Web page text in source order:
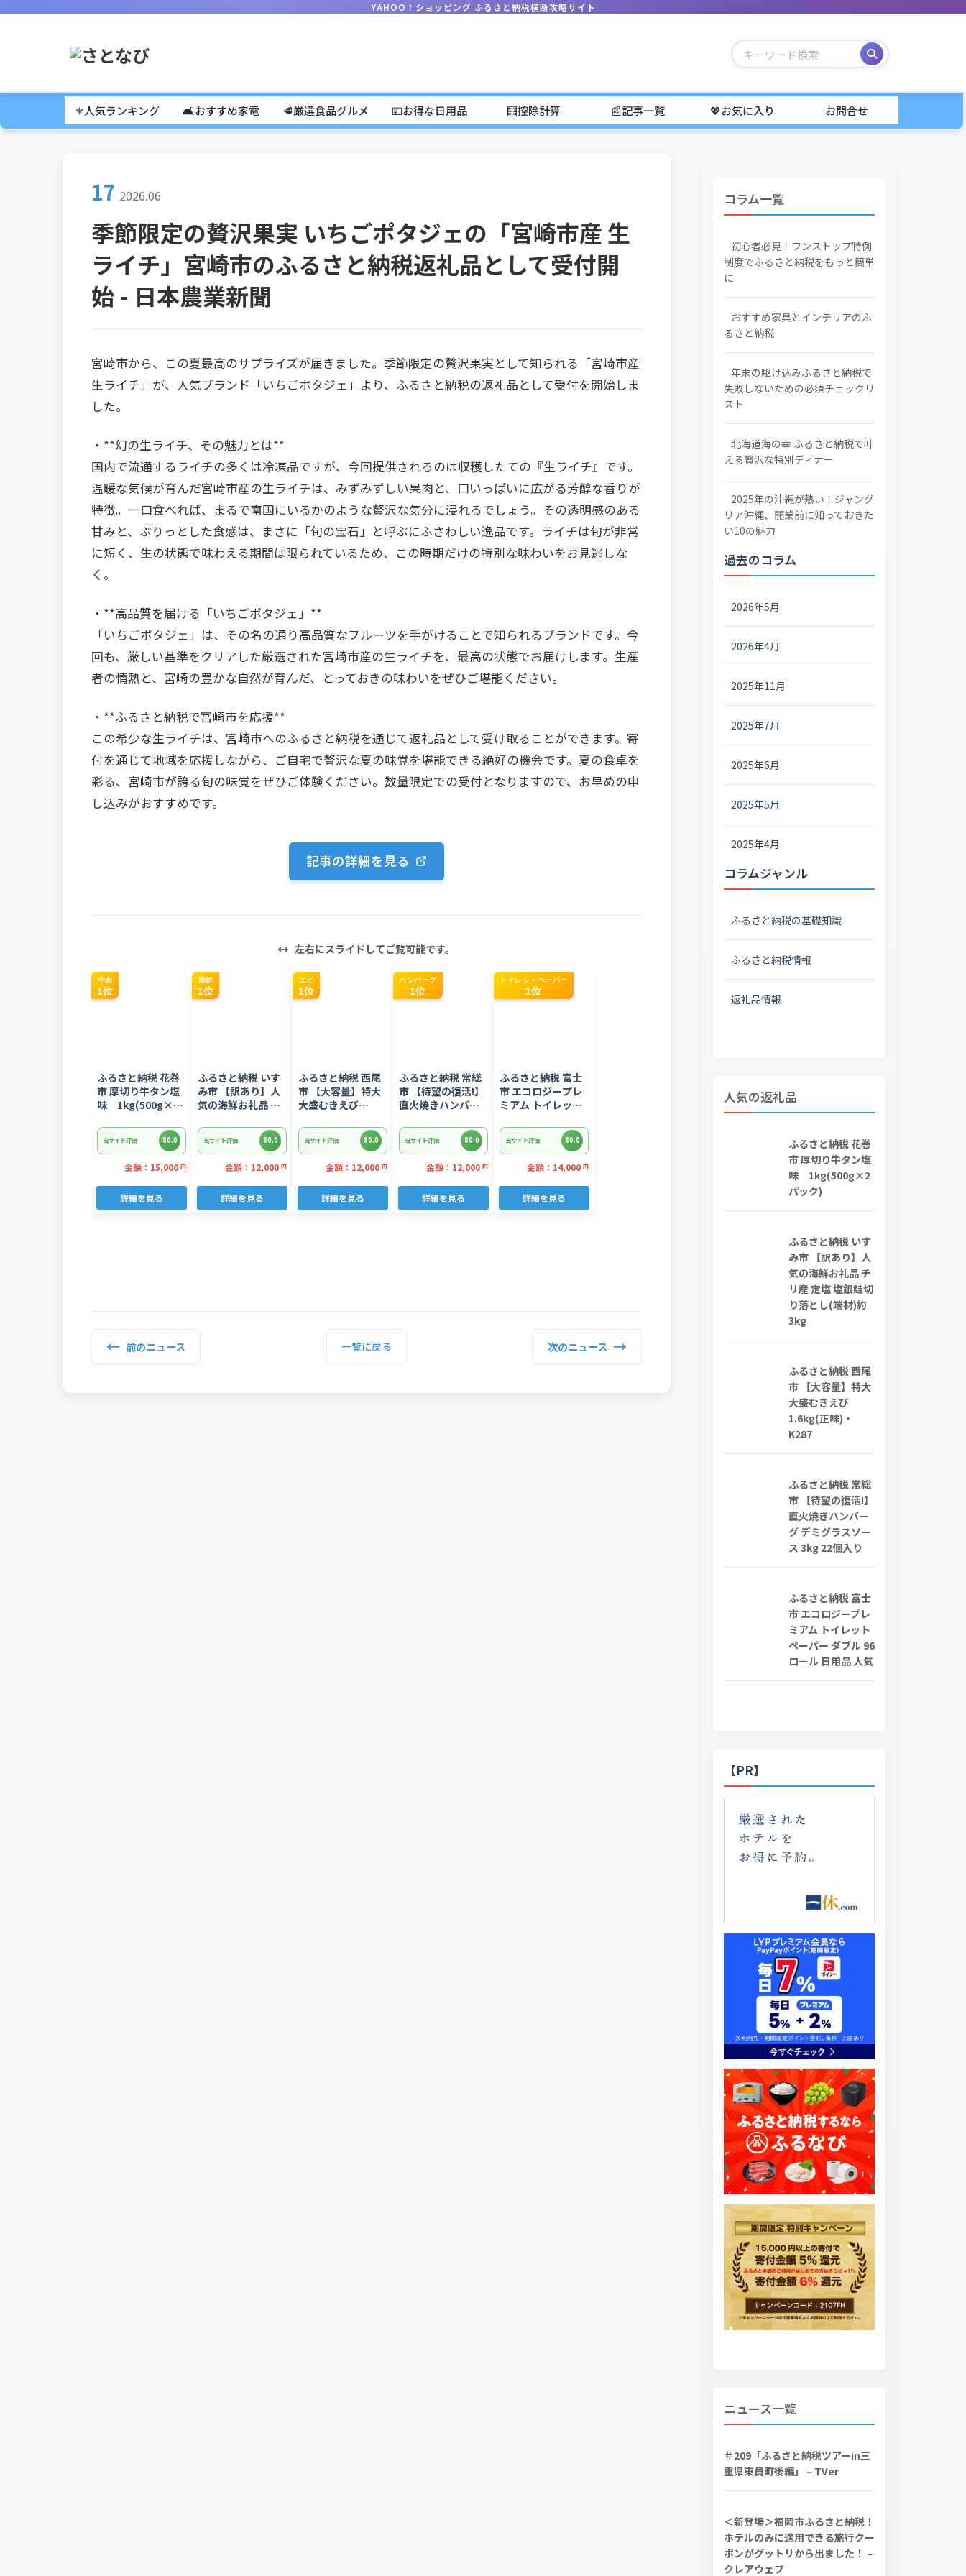
YAHOO！ショッピング ふるさと納税横断攻略サイト
⚜️人気ランキング 🛋️おすすめ家電 🥩厳選食品グルメ 💴お得な日用品 🧮控除計算 📰記事一覧 💖お気に入り お問合せ
17 2026.06
季節限定の贅沢果実 いちごポタジェの「宮崎市産 生
ライチ」宮崎市のふるさと納税返礼品として受付開
始 - 日本農業新聞
宮崎市から、この夏最高のサプライズが届きました。季節限定の贅沢果実として知られる「宮崎市産
生ライチ」が、人気ブランド「いちごポタジェ」より、ふるさと納税の返礼品として受付を開始しま
した。
・**幻の生ライチ、その魅力とは**
国内で流通するライチの多くは冷凍品ですが、今回提供されるのは収穫したての『生ライチ』です。
温暖な気候が育んだ宮崎市産の生ライチは、みずみずしい果肉と、口いっぱいに広がる芳醇な香りが
特徴。一口食べれば、まるで南国にいるかのような贅沢な気分に浸れるでしょう。その透明感のある
甘みと、ぷりっとした食感は、まさに「旬の宝石」と呼ぶにふさわしい逸品です。ライチは旬が非常
に短く、生の状態で味わえる期間は限られているため、この時期だけの特別な味わいをお見逃しな
く。
・**高品質を届ける「いちごポタジェ」**
「いちごポタジェ」は、その名の通り高品質なフルーツを手がけることで知られるブランドです。今
回も、厳しい基準をクリアした厳選された宮崎市産の生ライチを、最高の状態でお届けします。生産
者の情熱と、宮崎の豊かな自然が育んだ、とっておきの味わいをぜひご堪能ください。
・**ふるさと納税で宮崎市を応援**
この希少な生ライチは、宮崎市へのふるさと納税を通じて返礼品として受け取ることができます。寄
付を通じて地域を応援しながら、ご自宅で贅沢な夏の味覚を堪能できる絶好の機会です。夏の食卓を
彩る、宮崎市が誇る旬の味覚をぜひご体験ください。数量限定での受付となりますので、お早めの申
し込みがおすすめです。
記事の詳細を見る
左右にスライドしてご覧可能です。
牛肉
1位
ふるさと納税 花巻
市 厚切り牛タン塩
味 1kg(500g×2
当サイト評価 80.0
金額：15,000 円
詳細を見る
海鮮
1位
ふるさと納税 いす
み市 【訳あり】人
気の海鮮お礼品 チ
り落とし(端材)約
3kg
当サイト評価 80.0
金額：12,000 円
詳細を見る
エビ
1位
ふるさと納税 西尾
市 【大容量】特大
大盛むきえび
当サイト評価 80.0
金額：12,000 円
詳細を見る
ハンバーグ
1位
ふるさと納税 常総
市 【待望の復活!】
直火焼きハンバー
ス 3kg 22個入り
当サイト評価 80.0
金額：12,000 円
詳細を見る
トイレットペーパー
1位
ふるさと納税 富士
市 エコロジープレ
ミアム トイレット
ロール 日用品 人気
当サイト評価 80.0
金額：14,000 円
詳細を見る
← 前のニュース 一覧に戻る 次のニュース →
コラム一覧
初心者必見！ワンストップ特例
制度でふるさと納税をもっと簡単
に
おすすめ家具とインテリアのふ
るさと納税
年末の駆け込みふるさと納税で
失敗しないための必須チェックリ
スト
北海道海の幸 ふるさと納税で叶
える贅沢な特別ディナー
2025年の沖縄が熱い！ジャング
リア沖縄、開業前に知っておきた
い10の魅力
過去のコラム
2026年5月
2026年4月
2025年11月
2025年7月
2025年6月
2025年5月
2025年4月
コラムジャンル
ふるさと納税の基礎知識
ふるさと納税情報
返礼品情報
人気の返礼品
ふるさと納税 花巻
市 厚切り牛タン塩
味 1kg(500g×2
パック)
ふるさと納税 いす
み市 【訳あり】人
気の海鮮お礼品 チ
リ産 定塩 塩銀鮭切
り落とし(端材)約
3kg
ふるさと納税 西尾
市 【大容量】特大
大盛むきえび
1.6kg(正味)・
K287
ふるさと納税 常総
市 【待望の復活!】
直火焼きハンバー
グ デミグラスソー
ス 3kg 22個入り
ふるさと納税 富士
市 エコロジープレ
ミアム トイレット
ペーパー ダブル 96
ロール 日用品 人気
【PR】
ニュース一覧
＃209「ふるさと納税ツアーin三
重県東員町後編」 – TVer
＜新登場＞福岡市ふるさと納税！
ホテルのみに適用できる旅行クー
ポンがグットリから出ました！ –
クレアウェブ